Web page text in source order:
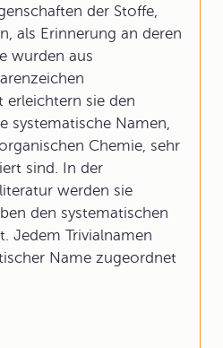
der Stoffe,
als Erinnerung an deren
wurden aus
sie den
systematische Namen,
Chemie, sehr
sind. In der
werden sie
den systematischen
Jedem Trivialnamen
Name zugeordnet